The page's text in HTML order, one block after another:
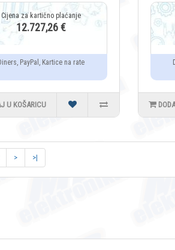
12.727,26 €
PayPal, Kartice na rate
U KOŠARICU
> >|